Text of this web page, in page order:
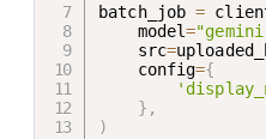
batch_job =
    model
=
    src
=
    config
={
} ,
)